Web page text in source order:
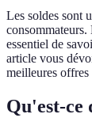
Les soldes sont
consommateurs.
essentiel de
article vous
meilleures offres
Qu'est-ce